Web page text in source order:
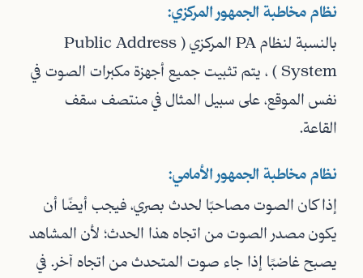
نظام مخاطبة الجمهور المركزي:
بالنسبة لنظام PA المركزي ( Public Address
System ) ، يتم تثبيت جميع أجهزة مكبرات الصوت في
نفس الموقع، على سبيل المثال في منتصف سقف
القاعة.
نظام مخاطبة الجمهور الأمامي:
إذا كان الصوت مصاحبًا لحدث بصري، فيجب أيضًا أن
يكون مصدر الصوت من اتجاه هذا الحدث؛ لأن المشاهد
يصبح غاضبًا إذا جاء صوت المتحدث من اتجاه آخر. في